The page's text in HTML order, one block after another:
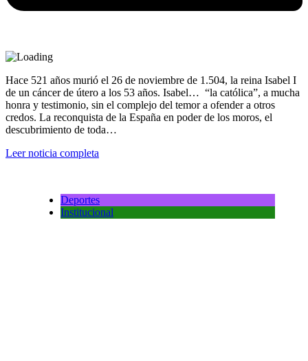
Hace 521 años murió el 26 de noviembre de 1.504, la reina Isabel I
de un cáncer de útero a los 53 años. Isabel… “la católica”, a mucha
honra y testimonio, sin el complejo del temor a ofender a otros
credos. La reconquista de la España en poder de los moros, el
descubrimiento de toda…
Leer noticia completa
Deportes
Institucional